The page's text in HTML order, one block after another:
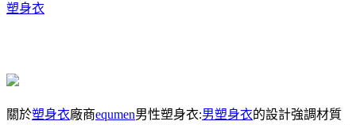
塑身衣
關於塑身衣廠商equmen男性塑身衣:男塑身衣的設計強調材質